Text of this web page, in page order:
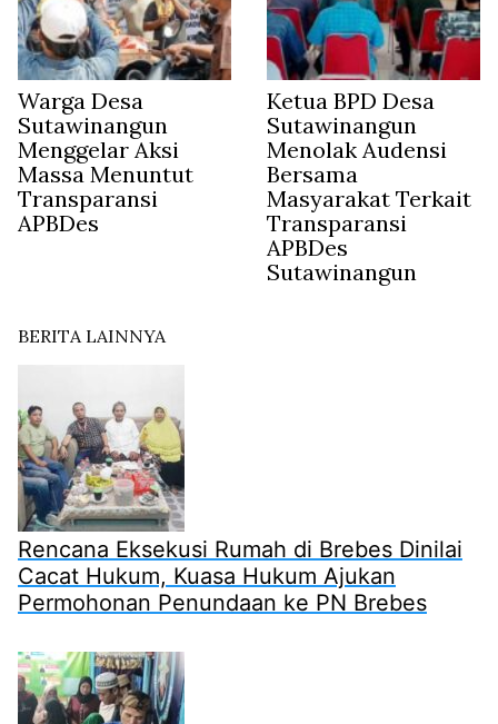
Warga Desa
Sutawinangun
Menggelar Aksi
Massa Menuntut
Transparansi
APBDes
Ketua BPD Desa
Sutawinangun
Menolak Audensi
Bersama
Masyarakat Terkait
Transparansi
APBDes
Sutawinangun
BERITA LAINNYA
Rencana Eksekusi Rumah di Brebes Dinilai
Cacat Hukum, Kuasa Hukum Ajukan
Permohonan Penundaan ke PN Brebes